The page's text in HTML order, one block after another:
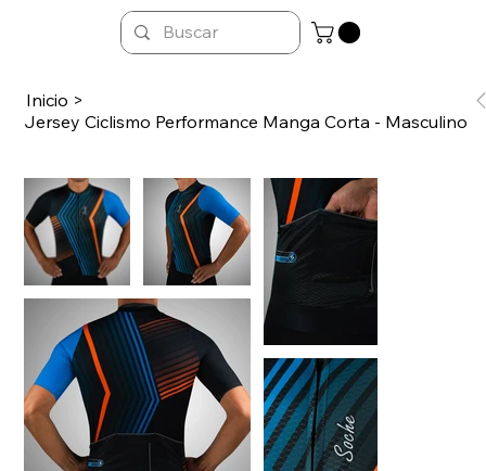
Inicio >
Jersey Ciclismo Performance Manga Corta - Masculino